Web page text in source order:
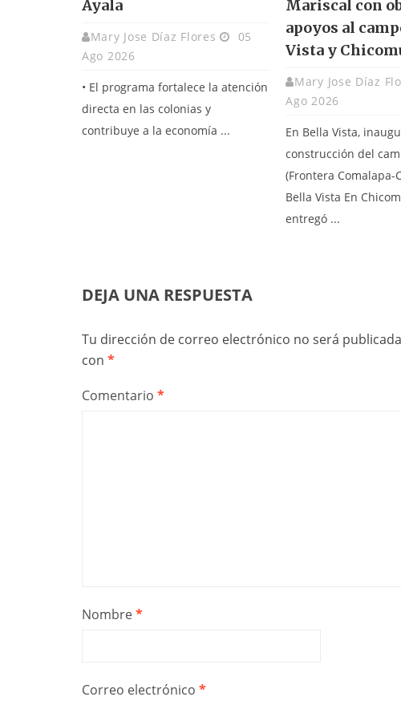
Ayala
Mary Jose Díaz Flores
05
Ago 2026
• El programa fortalece la atención
directa en las colonias y
contribuye a la economía ...
Mariscal con
apoyos al
Vista y
Mary Jose Díaz
Ago 2026
En Bella Vista,
construcción del
(Frontera Comalapa-
Bella Vista En
entregó ...
DEJA UNA RESPUESTA
Tu dirección de correo electrónico no será
con *
Comentario *
Nombre*
Correo electrónico *